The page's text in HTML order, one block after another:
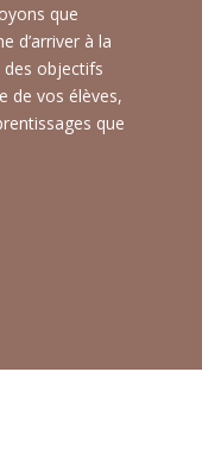
que
d’arriver à la
des objectifs
de vos élèves,
que